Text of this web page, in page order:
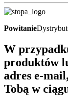
Powitanie
W
produktów
adres e-
Tobą w